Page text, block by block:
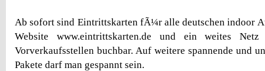
Ab sofort sind Eintrittskarten fÃ¼r alle deutschen indoor
Website www.eintrittskarten.de und ein weites Netz
Vorverkaufsstellen buchbar. Auf weitere spannende und
Pakete darf man gespannt sein.